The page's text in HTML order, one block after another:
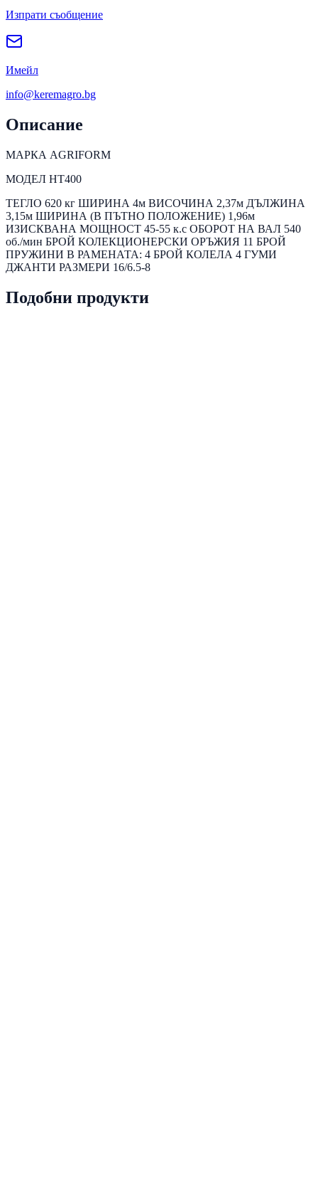
Изпрати съобщение
Имейл
info@keremagro.bg
Описание
МАРКА AGRIFORM
МОДЕЛ HT400
ТЕГЛО 620 кг ШИРИНА 4м ВИСОЧИНА 2,37м ДЪЛЖИНА
3,15м ШИРИНА (В ПЪТНО ПОЛОЖЕНИЕ) 1,96м
ИЗИСКВАНА МОЩНОСТ 45-55 к.с ОБОРОТ НА ВАЛ 540
об./мин БРОЙ КОЛЕКЦИОНЕРСКИ ОРЪЖИЯ 11 БРОЙ
ПРУЖИНИ В РАМЕНАТА: 4 БРОЙ КОЛЕЛА 4 ГУМИ
ДЖАНТИ РАЗМЕРИ 16/6.5-8
Подобни продукти